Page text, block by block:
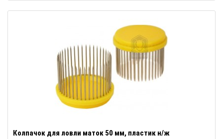
Колпачок для ловли маток 50 мм, пластик н/ж